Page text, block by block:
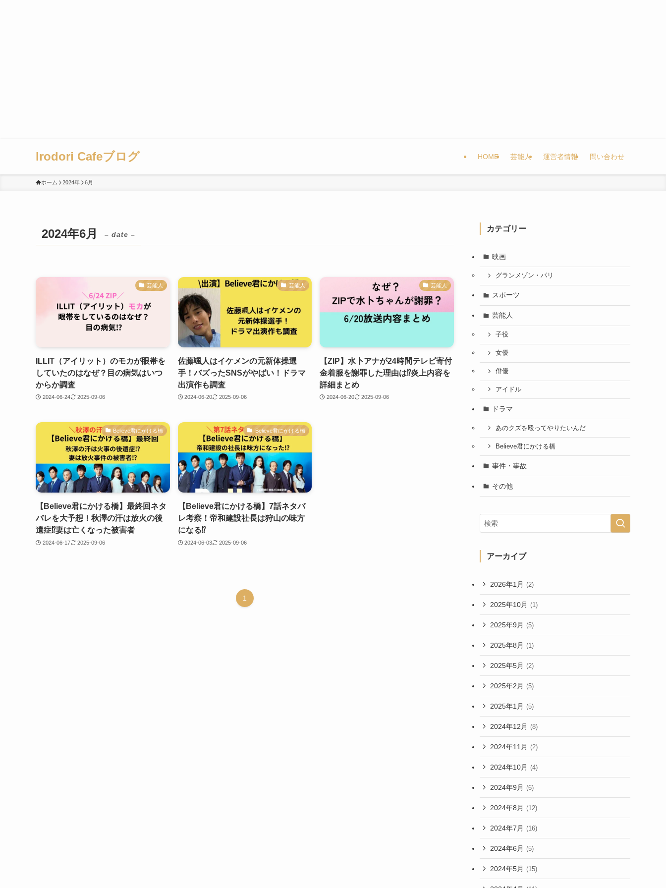
Irodori Cafeブログ HOME 芸能人 運営者情報 問い合わせ
ホーム 2024年 6月
2024年6月 – date –
芸能人
ILLIT（アイリット）のモカが眼帯を
していたのはなぜ？目の病気はいつ
からか調査
2024-06-24 2025-09-06
芸能人
佐藤颯人はイケメンの元新体操選
手！バズったSNSがやばい！ドラマ
出演作も調査
2024-06-20 2025-09-06
芸能人
【ZIP】水卜アナが24時間テレビ寄付
金着服を謝罪した理由は⁉炎上内容を
詳細まとめ
2024-06-20 2025-09-06
Believe君にかける橋
【Believe君にかける橋】最終回ネタ
バレを大予想！秋澤の汗は放火の後
遺症⁉妻は亡くなった被害者
2024-06-17 2025-09-06
Believe君にかける橋
【Believe君にかける橋】7話ネタバ
レ考察！帝和建設社長は狩山の味方
になる⁉
2024-06-03 2025-09-06
1
カテゴリー
映画
グランメゾン・パリ
スポーツ
芸能人
子役
女優
俳優
アイドル
ドラマ
あのクズを殴ってやりたいんだ
Believe君にかける橋
事件・事故
その他
アーカイブ
2026年1月 (2)
2025年10月 (1)
2025年9月 (5)
2025年8月 (1)
2025年5月 (2)
2025年2月 (5)
2025年1月 (5)
2024年12月 (8)
2024年11月 (2)
2024年10月 (4)
2024年9月 (6)
2024年8月 (12)
2024年7月 (16)
2024年6月 (5)
2024年5月 (15)